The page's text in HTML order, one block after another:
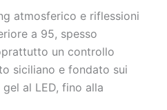
atmosferico e riflessioni
a 95, spesso
un controllo
siciliano e fondato sui
al LED, fino alla